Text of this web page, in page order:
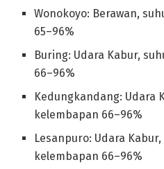
Wonokoyo: Berawan,
65–96%
Buring: Udara Kabur,
66–96%
Kedungkandang: Udara
kelembapan 66–96%
Lesanpuro: Udara Kabur,
kelembapan 66–96%